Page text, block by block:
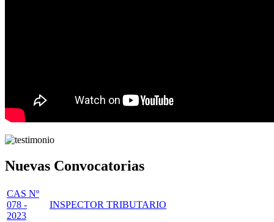
Nuevas Convocatorias
CAS Nº
078 -
2023
INSPECTOR TRIBUTARIO